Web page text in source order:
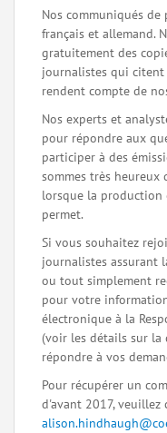
Nos communiqués
français et allemand.
gratuitement des
journalistes qui
rendent compte de
Nos experts et
pour répondre aux
participer à des
sommes très heureux
lorsque la
permet.
Si vous souhaitez
journalistes assurant
ou tout simplement
pour votre
électronique à la
(voir les détails sur la
répondre à vos
Pour récupérer un
d'avant 2017, veuillez